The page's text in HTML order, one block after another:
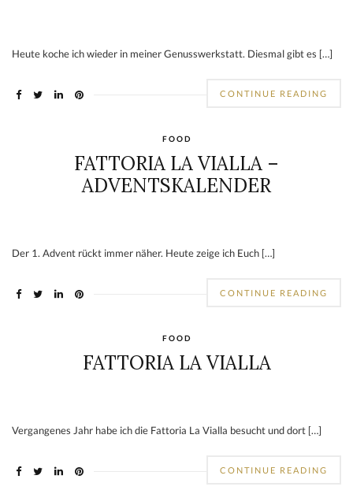
Heute koche ich wieder in meiner Genusswerkstatt. Diesmal gibt es […]
CONTINUE READING
FOOD
FATTORIA LA VIALLA –
ADVENTSKALENDER
Der 1. Advent rückt immer näher. Heute zeige ich Euch […]
CONTINUE READING
FOOD
FATTORIA LA VIALLA
Vergangenes Jahr habe ich die Fattoria La Vialla besucht und dort […]
CONTINUE READING